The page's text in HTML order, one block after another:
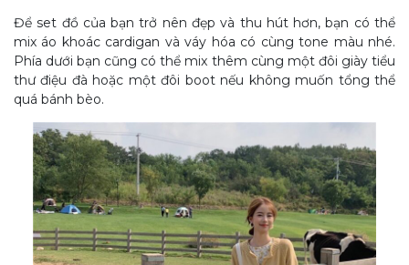
Để set đồ của bạn trở nên đẹp và thu hút hơn, bạn có thể
mix áo khoác cardigan và váy hóa có cùng tone màu nhé.
Phía dưới bạn cũng có thể mix thêm cùng một đôi giày tiểu
thư điệu đà hoặc một đôi boot nếu không muốn tổng thể
quá bánh bèo.